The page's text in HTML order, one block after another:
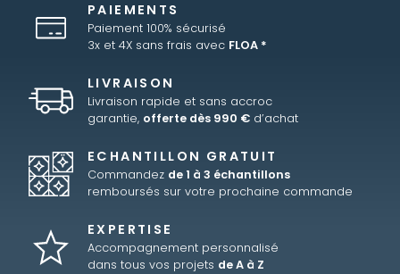
PAIEMENTS
Paiement 100% sécurisé
3x et 4X sans frais avec FLOA *
LIVRAISON
Livraison rapide et sans accroc
garantie, offerte dès 990 € d’achat
ECHANTILLON GRATUIT
Commandez de 1 à 3 échantillons
remboursés sur votre prochaine commande
EXPERTISE
Accompagnement personnalisé
dans tous vos projets de A à Z